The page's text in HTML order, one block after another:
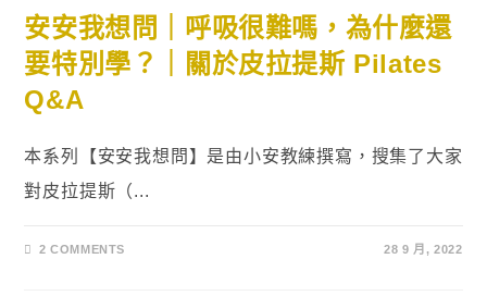
安安我想問｜呼吸很難嗎，為什麼還
要特別學？｜關於皮拉提斯 Pilates
Q&A
本系列【安安我想問】是由小安教練撰寫，搜集了大家
對皮拉提斯（...
2 COMMENTS 28 9 月, 2022